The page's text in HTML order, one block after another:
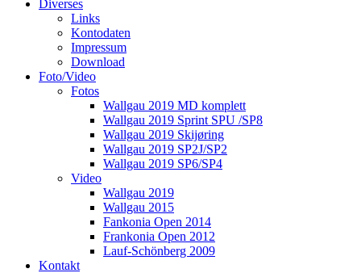
Diverses
Links
Kontodaten
Impressum
Download
Foto/Video
Fotos
Wallgau 2019 MD komplett
Wallgau 2019 Sprint SPU /SP8
Wallgau 2019 Skijøring
Wallgau 2019 SP2J/SP2
Wallgau 2019 SP6/SP4
Video
Wallgau 2019
Wallgau 2015
Fankonia Open 2014
Frankonia Open 2012
Lauf-Schönberg 2009
Kontakt